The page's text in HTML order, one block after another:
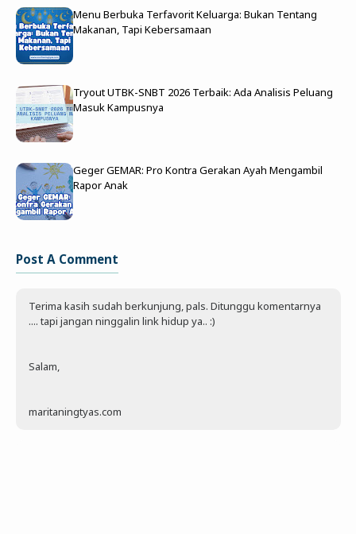
Menu Berbuka Terfavorit Keluarga: Bukan Tentang
Makanan, Tapi Kebersamaan
Tryout UTBK-SNBT 2026 Terbaik: Ada Analisis Peluang
Masuk Kampusnya
Geger GEMAR: Pro Kontra Gerakan Ayah Mengambil
Rapor Anak
Post A Comment
Terima kasih sudah berkunjung, pals. Ditunggu komentarnya
.... tapi jangan ninggalin link hidup ya.. :)
Salam,
maritaningtyas.com